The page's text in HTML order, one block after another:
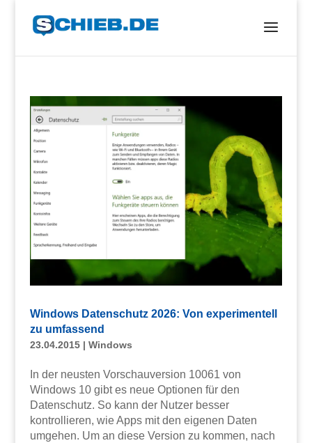
Windows Datenschutz 2026: Von experimentell
zu umfassend
23.04.2015| Windows
In der neusten Vorschauversion 10061 von
Windows 10 gibt es neue Optionen für den
Datenschutz. So kann der Nutzer besser
kontrollieren, wie Apps mit den eigenen Daten
umgehen. Um an diese Version zu kommen, nach